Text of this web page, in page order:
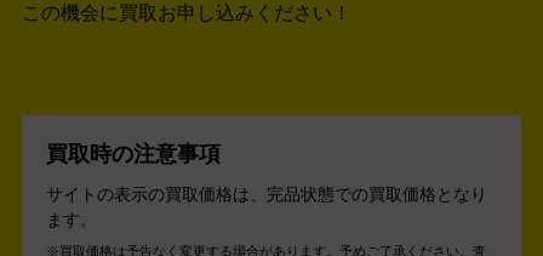
この機会に買取お申し込みください！
買取時の注意事項
サイトの表示の買取価格は、完品状態での買取価格となり
ます。
買取価格は予告なく変更する場合があります。予めご了承ください。 査